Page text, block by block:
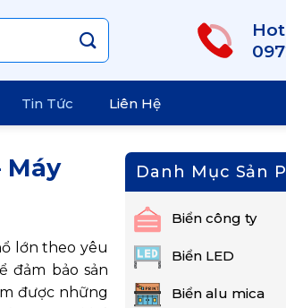
Tin Tức Liên Hệ
lớn theo yêu
đảm bảo sản
được những
Danh Mục Sản
Biển công ty
Biển LED
Biển alu mica